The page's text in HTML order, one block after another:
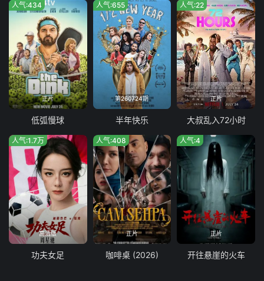
正片
人气:434
低弧慢球
第260724期
人气:655
半年快乐
正片
人气:22
大叔乱入72小时
高清版
人气:1.7万
功夫女足
正片
人气:408
咖啡桌 (2026)
正片
人气:4
开往悬崖的火车